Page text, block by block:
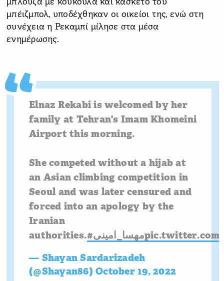
μπλούζα με κουκούλα και κασκέτο του
μπέιζμπολ, υποδέχθηκαν οι οικείοι της, ενώ στη
συνέχεια η Ρεκαμπί μίλησε στα μέσα
ενημέρωσης.
Elnaz Rekabi is welcomed by her
family at Tehran's Imam Khomeini
Airport this morning.
She competed without a hijab at
an Asian climbing competition in
Seoul and was later censured and
forced into an apology by the
Iranian
authorities. #مهسا_امینی
— Shayan Sardarizadeh
(@Shayan86) October 19, 2022